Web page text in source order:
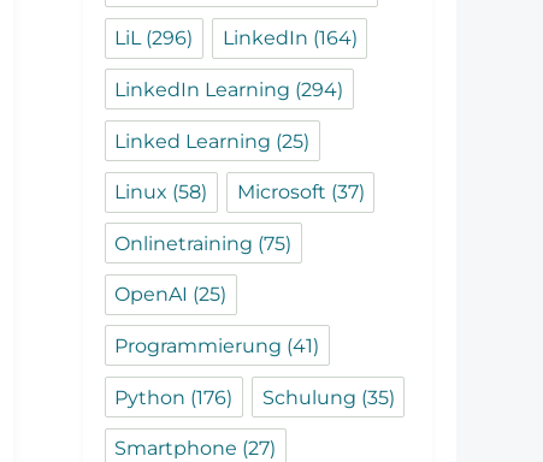
LiL(296) LinkedIn (164)
LinkedIn Learning (294)
Linked Learning (25)
Linux (58) Microsoft (37)
Onlinetraining (75)
OpenAI (25)
Programmierung (41)
Python (176) Schulung (35)
Smartphone (27)